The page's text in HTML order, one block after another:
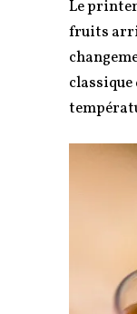
Le
fruits
classique